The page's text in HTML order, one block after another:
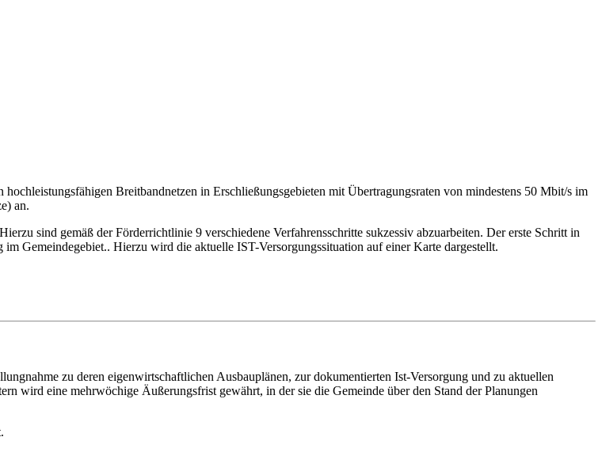
Breitbandnetzen in Erschließungsgebieten mit Übertragungsraten von mindestens 50 Mbit/s im
an.
sind gemäß der Förderrichtlinie 9 verschiedene Verfahrensschritte sukzessiv abzuarbeiten. Der erste Schritt in
Gemeindegebiet.. Hierzu wird die aktuelle IST-Versorgungssituation auf einer Karte dargestellt.
zu deren eigenwirtschaftlichen Ausbauplänen, zur dokumentierten Ist-Versorgung und zu aktuellen
wird eine mehrwöchige Äußerungsfrist gewährt, in der sie die Gemeinde über den Stand der Planungen